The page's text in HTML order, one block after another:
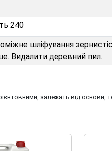
240
шліфування
Видалити деревний пил.
залежать від основи,